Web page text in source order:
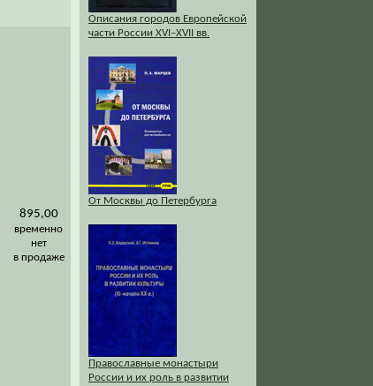
895,00
временно
нет
в продаже
Описания городов Европейской
части России XVI–XVII вв.
От Москвы до Петербурга
Православные монастыри
России и их роль в развитии